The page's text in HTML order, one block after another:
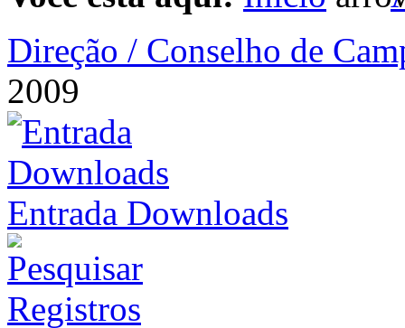
Direção / Conselho de
2009
Entrada Downloads